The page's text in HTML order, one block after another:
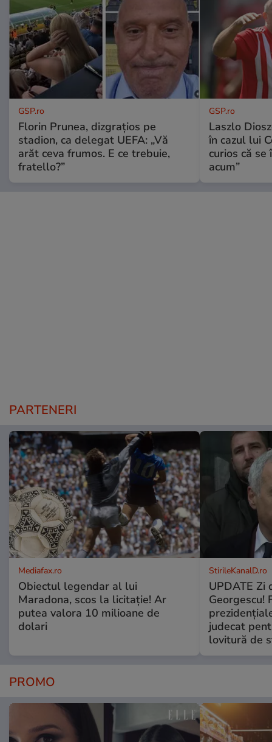
GSP.ro
Florin Prunea, dizgrațios pe
stadion, ca delegat UEFA: „Vă
arăt ceva frumos. E ce trebuie,
fratello?”
GSP.ro
Laszlo
în cazul lui
curios că
acum”
PARTENERI
Mediafax.ro
Obiectul legendar al lui
Maradona, scos la licitație! Ar
putea valora 10 milioane de
dolari
StirileKanalD.ro
UPDATE Zi
Georgescu!
judecat
lovitură de
PROMO